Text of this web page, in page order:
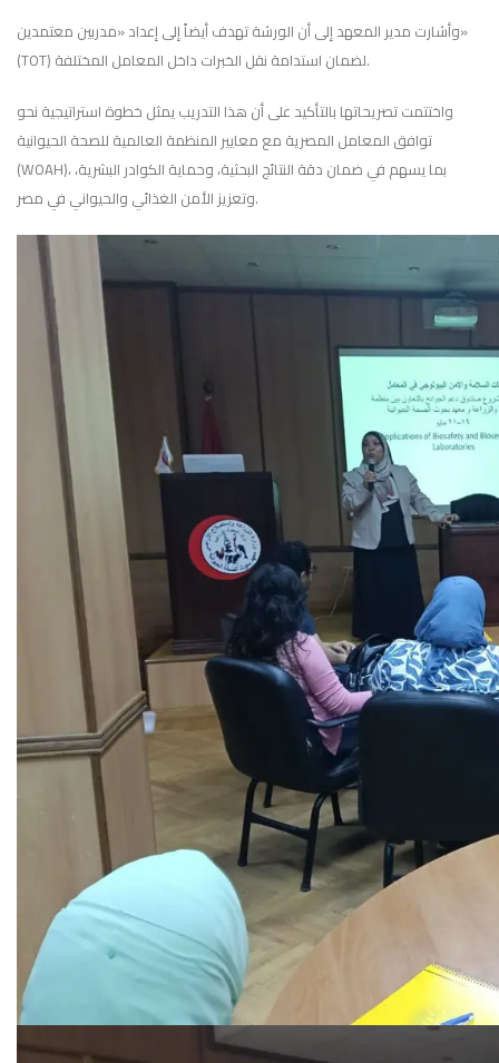
وأشارت مدير المعهد إلى أن الورشة تهدف أيضاً إلى إعداد «مدربين معتمدين»
(TOT) لضمان استدامة نقل الخبرات داخل المعامل المختلفة.
واختتمت تصريحاتها بالتأكيد على أن هذا التدريب يمثل خطوة استراتيجية نحو
توافق المعامل المصرية مع معايير المنظمة العالمية للصحة الحيوانية
(WOAH)، بما يسهم في ضمان دقة النتائج البحثية، وحماية الكوادر البشرية،
وتعزيز الأمن الغذائي والحيواني في مصر.